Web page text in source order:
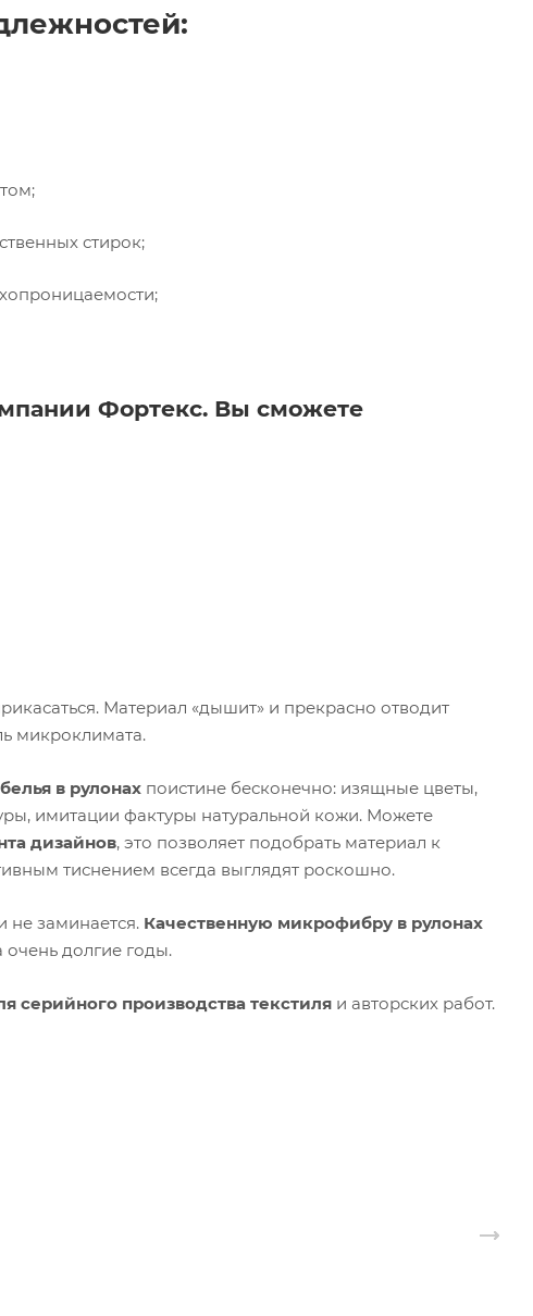
стирок;
Фортекс. Вы сможете
Материал «дышит» и прекрасно отводит
микроклимата.
в рулонах поистине бесконечно: изящные цветы,
имитации фактуры натуральной кожи. Можете
дизайнов, это позволяет подобрать материал к
тиснением всегда выглядят роскошно.
не заминается. Качественную микрофибру в рулонах
очень долгие годы.
серийного производства текстиля и авторских работ.